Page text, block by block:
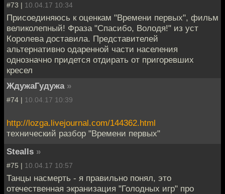
#73 | 10.04.17 10:34
Присоединяюсь к оценкам "Времени первых", фильм
великолепный! Фраза "Спасибо, Володя!" из уст
Королева доставила. Представителей
альтернативно одаренной части населения
однозначно придется отдирать от пригоревших
кресел
ЖдужаГудужа »
#74 | 10.04.17 10:39
http://lozga.livejournal.com/144362.html
технический разбор "Времени первых"
Stealls »
#75 | 10.04.17 10:57
Танцы насмерть - я правильно понял, это
отечественная экранизация "Голодных игр" про